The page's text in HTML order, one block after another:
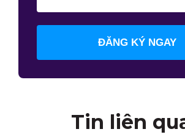
ĐĂNG KÝ NGAY
Tin liên